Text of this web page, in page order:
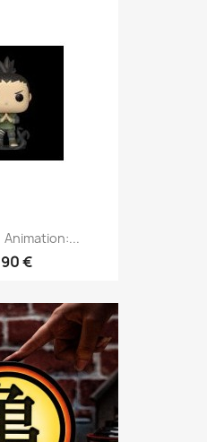
Animation:...
€